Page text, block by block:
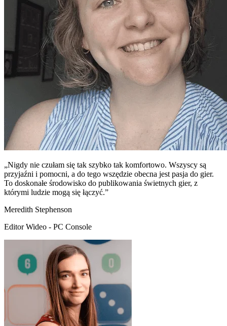
„Nigdy nie czułam się tak szybko tak komfortowo. Wszyscy są
przyjaźni i pomocni, a do tego wszędzie obecna jest pasja do gier.
To doskonałe środowisko do publikowania świetnych gier, z
którymi ludzie mogą się łączyć.”
Meredith Stephenson
Editor Wideo - PC Console